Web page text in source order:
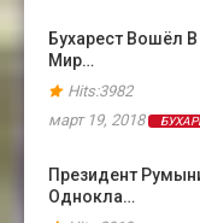
Бухарест Вошёл
Мир…
Hits:3982
март 19, 2018
Президент
Однокла…